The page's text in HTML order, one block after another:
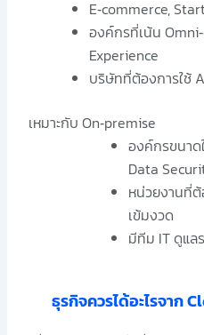
E‑commerce,
องค์กรที่เน้น
Experience
บริษัทที่ต้องการใช้
เหมาะกับ On‑premise
องค์กรขนา
Data
หน่วยงานที่
เข้มงวด
มีทีม IT ดูแล
ธุรกิจควรได้อะไรจาก